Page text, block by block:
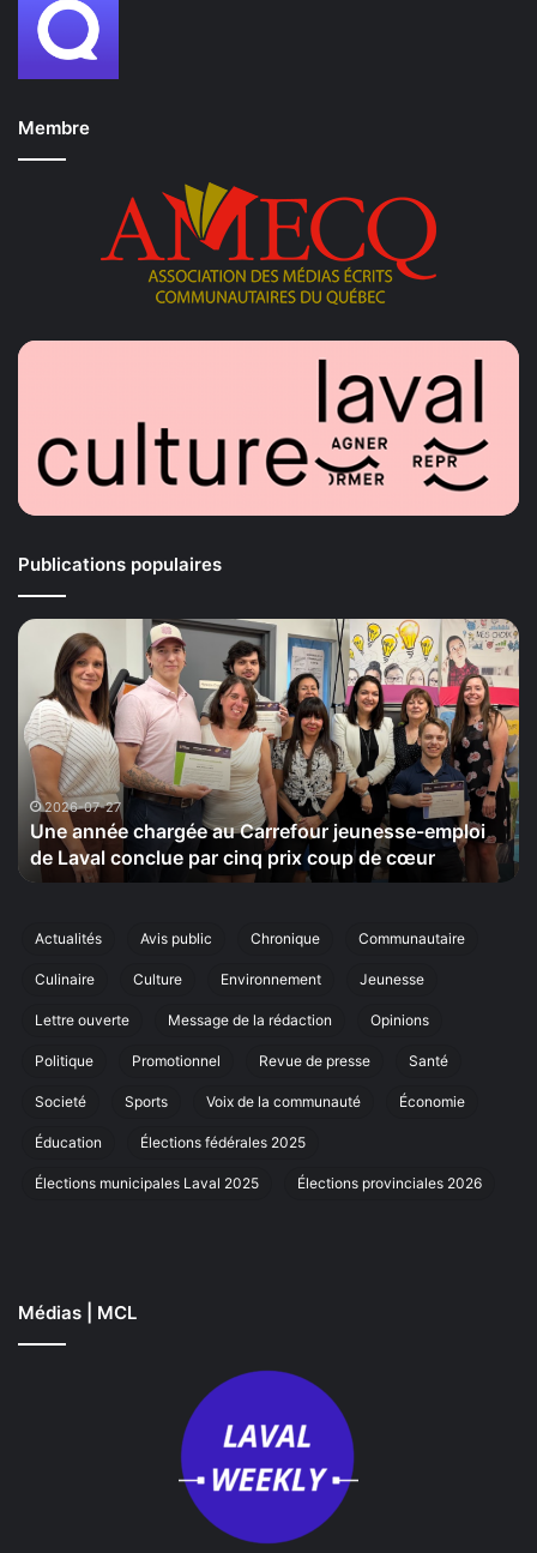
Membre
Publications populaires
Une
année
chargée
au
Carrefour
jeunesse-
emploi
de
Laval
conclue
par
prix
de
2026-07-27
Une année chargée au Carrefour jeunesse-emploi
de Laval conclue par cinq prix coup de cœur
La
de
la
le
20
Actualités Avis public Chronique Communautaire
Culinaire Culture Environnement Jeunesse
Lettre ouverte Message de la rédaction Opinions
Politique Promotionnel Revue de presse Santé
Societé Sports Voix de la communauté Économie
Éducation Élections fédérales 2025
Élections municipales Laval 2025 Élections provinciales 2026
Médias | MCL